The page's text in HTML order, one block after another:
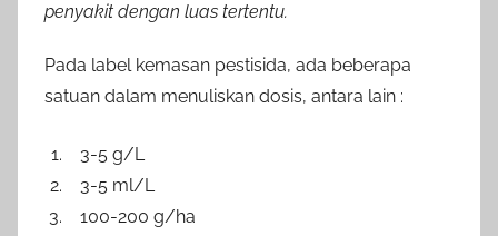
penyakit dengan luas tertentu.
Pada label kemasan pestisida, ada beberapa
satuan dalam menuliskan dosis, antara lain :
3-5 g/L
3-5 ml/L
100-200 g/ha